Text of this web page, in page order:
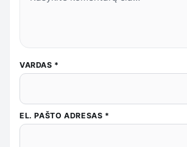
VARDAS *
EL. PAŠTO ADRESAS *